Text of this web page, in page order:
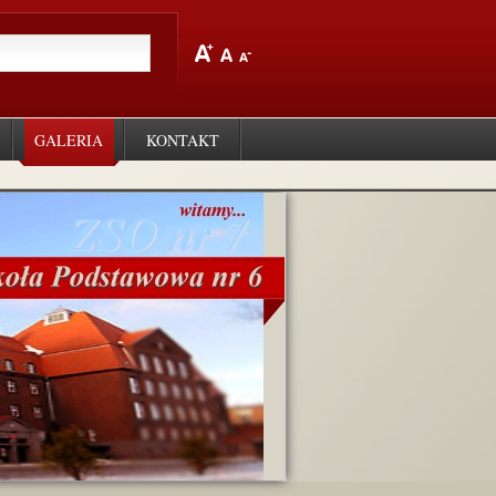
GALERIA KONTAKT